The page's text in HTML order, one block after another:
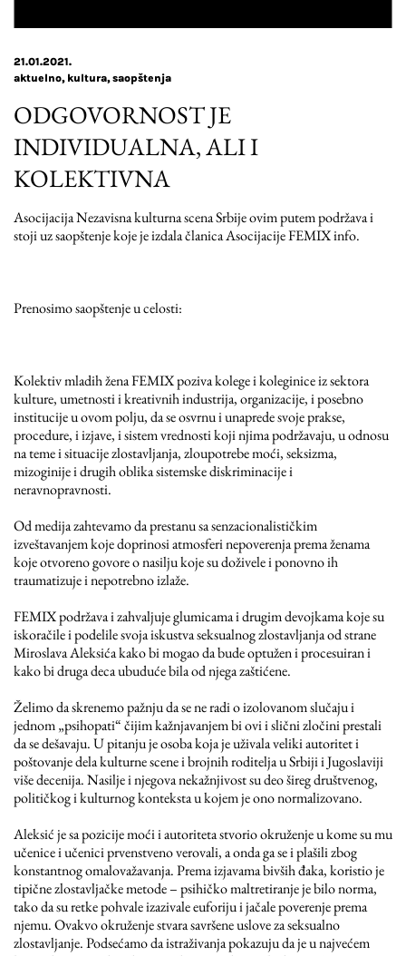
21.01.2021.
aktuelno kultura saopštenja
ODGOVORNOST JE
INDIVIDUALNA, ALI I
KOLEKTIVNA
Asocijacija Nezavisna kulturna scena Srbije ovim putem podržava i
stoji uz saopštenje koje je izdala članica Asocijacije FEMIX info.
Prenosimo saopštenje u celosti:
Kolektiv mladih žena FEMIX poziva kolege i koleginice iz sektora
kulture, umetnosti i kreativnih industrija, organizacije, i posebno
institucije u ovom polju, da se osvrnu i unaprede svoje prakse,
procedure, i izjave, i sistem vrednosti koji njima podržavaju, u odnosu
na teme i situacije zlostavljanja, zloupotrebe moći, seksizma,
mizoginije i drugih oblika sistemske diskriminacije i
neravnopravnosti.
Od medija zahtevamo da prestanu sa senzacionalističkim
izveštavanjem koje doprinosi atmosferi nepoverenja prema ženama
koje otvoreno govore o nasilju koje su doživele i ponovno ih
traumatizuje i nepotrebno izlaže.
FEMIX podržava i zahvaljuje glumicama i drugim devojkama koje su
iskoračile i podelile svoja iskustva seksualnog zlostavljanja od strane
Miroslava Aleksića kako bi mogao da bude optužen i procesuiran i
kako bi druga deca ubuduće bila od njega zaštićene.
Želimo da skrenemo pažnju da se ne radi o izolovanom slučaju i
jednom „psihopati“ čijim kažnjavanjem bi ovi i slični zločini prestali
da se dešavaju. U pitanju je osoba koja je uživala veliki autoritet i
poštovanje dela kulturne scene i brojnih roditelja u Srbiji i Jugoslaviji
više decenija. Nasilje i njegova nekažnjivost su deo šireg društvenog,
političkog i kulturnog konteksta u kojem je ono normalizovano.
Aleksić je sa pozicije moći i autoriteta stvorio okruženje u kome su mu
učenice i učenici prvenstveno verovali, a onda ga se i plašili zbog
konstantnog omalovažavanja. Prema izjavama bivših đaka, koristio je
tipične zlostavljačke metode – psihičko maltretiranje je bilo norma,
tako da su retke pohvale izazivale euforiju i jačale poverenje prema
njemu. Ovakvo okruženje stvara savršene uslove za seksualno
zlostavljanje. Podsećamo da istraživanja pokazuju da je u najvećem